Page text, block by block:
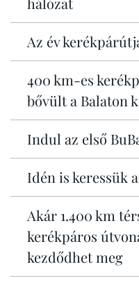
Az év
400 km-es
bővült a Balaton
Indul az első
Idén is keressük
Akár 1.400 km
kerékpáros
kezdődhet meg